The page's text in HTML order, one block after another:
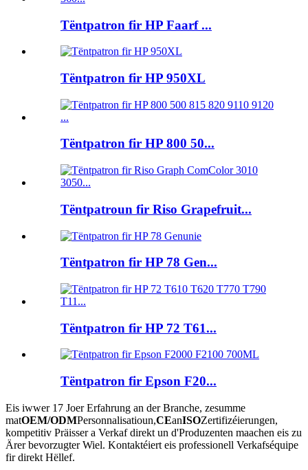
Tëntpatron fir HP Faarf ...
Tëntpatron fir HP 950XL
Tëntpatron fir HP 800 50...
Tëntpatroun fir Riso Grapefruit...
Tëntpatron fir HP 78 Gen...
Tëntpatron fir HP 72 T61...
Tëntpatron fir Epson F20...
Eis iwwer 17 Joer Erfahrung an der Branche, zesumme
matOEM/ODMPersonnalisatioun,CEanISOZertifizéierungen,
kompetitiv Präisser a Verkaf direkt un d'Produzenten maachen eis zu
Ärer bevorzugter Wiel. Kontaktéiert eis professionell Verkafséquipe
fir direkt Hëllef.